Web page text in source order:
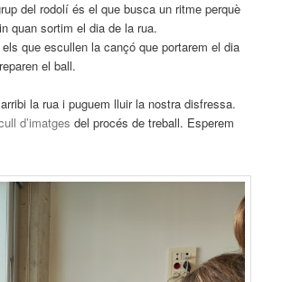
del rodolí és el que busca un ritme perquè
quan sortim el dia de la rua.
que escullen la cançó que portarem el dia
el ball.
la rua i puguem lluir la nostra disfressa.
d’imatges del procés de treball. Esperem